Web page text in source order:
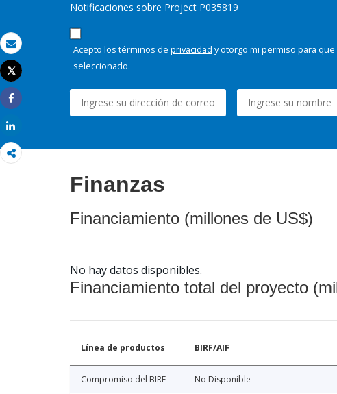
Correo electrónico
Imprimir
Tweet
Share
Notificaciones sobre Project P035819
Acepto los términos de privacidad y otorgo mi permiso para
seleccionado.
Finanzas
Financiamiento (millones de US$)
No hay datos disponibles.
Financiamiento total del proyecto
Línea de productos BIRF/AIF
Compromiso del BIRF No Disponible